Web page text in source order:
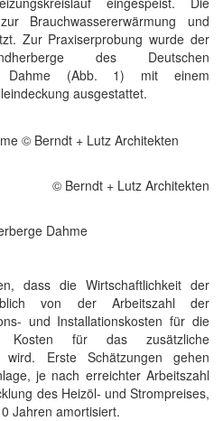
Brauchwassererwärmung und
Zur Praxiserprobung wurde der
des Deutschen
Dahme (Abb. 1) mit einem
ausgestattet.
© Berndt + Lutz Architekten
Dahme
dass die Wirtschaftlichkeit der
von der Arbeitszahl der
und Installationskosten für die
Kosten für das zusätzliche
wird. Erste Schätzungen gehen
je nach erreichter Arbeitszahl
des Heizöl- und Strompreises,
Jahren amortisiert.